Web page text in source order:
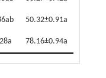
50.32±0.91a
78.16±0.94a